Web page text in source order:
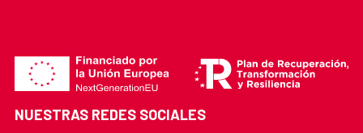
NUESTRAS REDES SOCIALES